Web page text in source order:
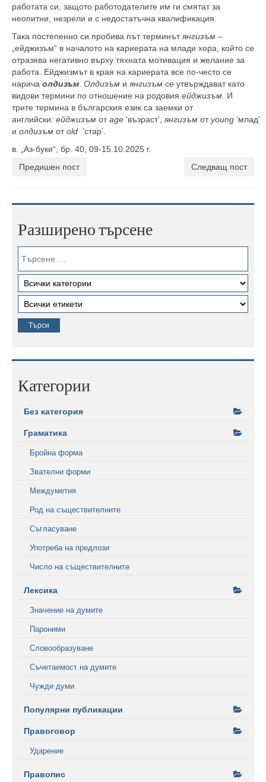
работата си, защото работодателите им ги смятат за
неопитни, незрели и с недостатъчна квалификация.
Така постепенно си пробива път терминътянгизъм –
„ейджизъм“ в началото на кариерата на млади хора, който се
отразява негативно върху тяхната мотивация и желание за
работа. Ейджизмът в края на кариерата все по-често се
нарича олдизъм Олдизъм и янгизъм се утвърждават като
видови термини по отношение на родовия ейджизъм. И
трите термина в българския език са заемки от
английски: ейджизъм отage ‘възраст’, янгизъм отyoung ‘млад’
и олдизъм отold ‘стар’.
в. „Аз-буки“, бр. 40, 09-15.10.2025 г.
Предишен пост
Следващ пост
Разширено търсене
Категории
Без категория
Граматика
Бройна форма
Звателни форми
Междуметия
Род на съществителните
Съгласуване
Употреба на предлози
Число на съществителните
Лексика
Значение на думите
Пароними
Словообразуване
Съчетаемост на думите
Чужди думи
Популярни публикации
Правоговор
Ударение
Правопис